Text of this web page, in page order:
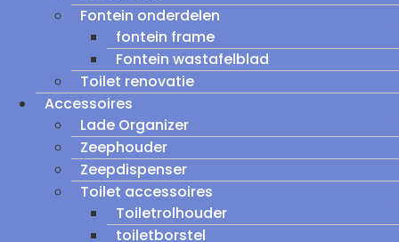
Fontein onderdelen
fontein frame
Fontein wastafelblad
Toilet renovatie
Accessoires
Lade Organizer
Zeephouder
Zeepdispenser
Toilet accessoires
Toiletrolhouder
toiletborstel